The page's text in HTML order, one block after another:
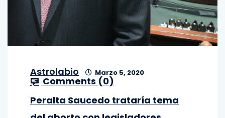
Astrolabio Marzo 5, 2020
Comments (0)
Peralta Saucedo trataría tema